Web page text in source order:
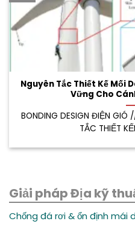
Nguyên Tắc Thiết Kế Mối
Vững Cho
BONDING DESIGN ĐIỆN GIÓ
TẮC THIẾT
Giải pháp Địa kỹ
Chống đá rơi & ổn định mái